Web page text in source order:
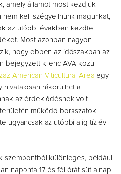
amely államot most kezdjük
nem kell szégyellnünk magunkat,
az utóbbi években kezdte
Most azonban nagyon
hogy ebben az időszakban az
bejegyzett kilenc AVA közül
American Viticultural Area egy
hivatalosan rákerülhet a
az érdeklődésnek volt
működő borászatok
ugyancsak az utóbbi alig tíz év
szempontból különleges, például
naponta 17 és fél órát süt a nap